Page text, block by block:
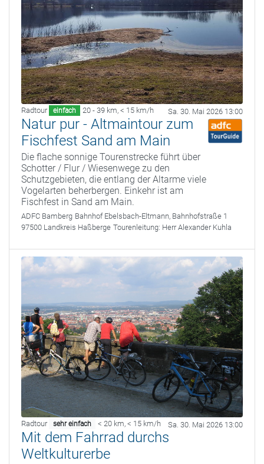
Radtour einfach 20 - 39 km, < 15 km/h Sa. 30. Mai 2026 13:00
Natur pur - Altmaintour zum
Fischfest Sand am Main
Die flache sonnige Tourenstrecke führt über
Schotter / Flur / Wiesenwege zu den
Schutzgebieten, die entlang der Altarme viele
Vogelarten beherbergen. Einkehr ist am
Fischfest in Sand am Main.
ADFC Bamberg Bahnhof Ebelsbach-Eltmann, Bahnhofstraße 1
97500 Landkreis Haßberge Tourenleitung: Herr Alexander Kuhla
Radtour sehr einfach < 20 km, < 15 km/h Sa. 30. Mai 2026 13:00
Mit dem Fahrrad durchs
Weltkulturerbe